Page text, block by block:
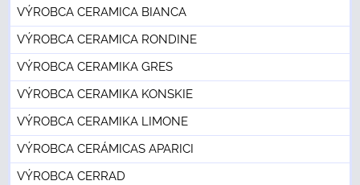
VÝROBCA CERAMICA BIANCA
VÝROBCA CERAMICA RONDINE
VÝROBCA CERAMIKA GRES
VÝROBCA CERAMIKA KONSKIE
VÝROBCA CERAMIKA LIMONE
VÝROBCA CERÁMICAS APARICI
VÝROBCA CERRAD